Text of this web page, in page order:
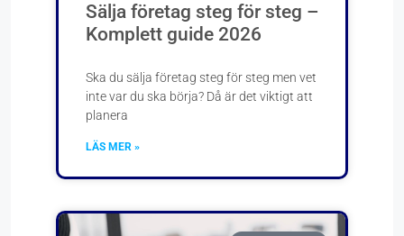
Sälja företag steg för steg –
Komplett guide 2026
Ska du sälja företag steg för steg men vet
inte var du ska börja? Då är det viktigt att
planera
LÄS MER »